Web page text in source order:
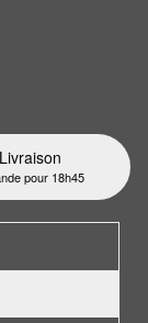
Livraison
pour 18h45